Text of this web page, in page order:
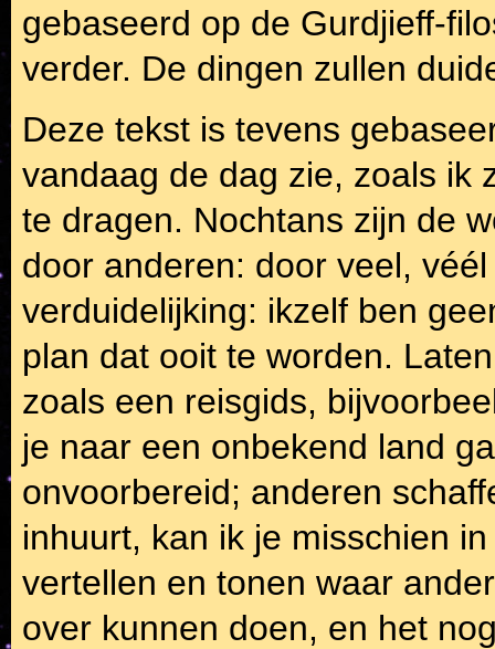
gebaseerd op de Gurdjieff-
verder. De dingen zullen
Deze tekst is tevens
vandaag de dag zie, zoals ik
te dragen. Nochtans zijn de
door anderen: door veel,
verduidelijking: ikzelf ben
plan dat ooit te worden.
zoals een reisgids,
je naar een onbekend land
onvoorbereid; anderen
inhuurt, kan ik je misschien
vertellen en tonen waar
over kunnen doen, en het